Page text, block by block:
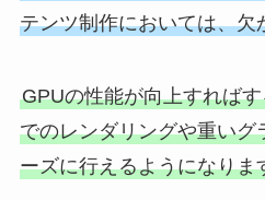
テンツ制作においては、欠
GPUの性能が向上すれば
でのレンダリングや重いグ
ーズに行えるようになりま